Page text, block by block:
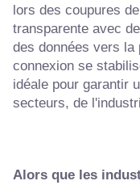
lors des coupures
transparente avec
des données vers la
connexion se
idéale pour garantir
secteurs, de
Alors que les